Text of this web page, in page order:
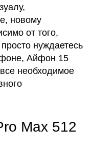
новому
от того,
нуждаетесь
Айфон 15
необходимое
Max 512